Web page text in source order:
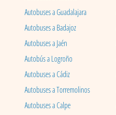
Autobuses a Guadalajara
Autobuses a Badajoz
Autobuses a Jaén
Autobús a Logroño
Autobuses a Cádiz
Autobuses a Torremolinos
Autobuses a Calpe